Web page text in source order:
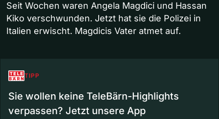
Seit Wochen waren Angela Magdici und Hassan
Kiko verschwunden. Jetzt hat sie die Polizei in
Italien erwischt. Magdicis Vater atmet auf.
TIPP
Sie wollen keine TeleBärn-Highlights
verpassen? Jetzt unsere App